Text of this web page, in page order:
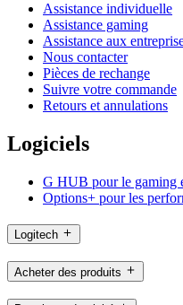
Assistance individuelle
Assistance gaming
Assistance aux
Nous contacter
Pièces de rechange
Suivre votre commande
Retours et annulations
Logiciels
G HUB pour le gaming
Options+ pour les
Logitech
Acheter des produits